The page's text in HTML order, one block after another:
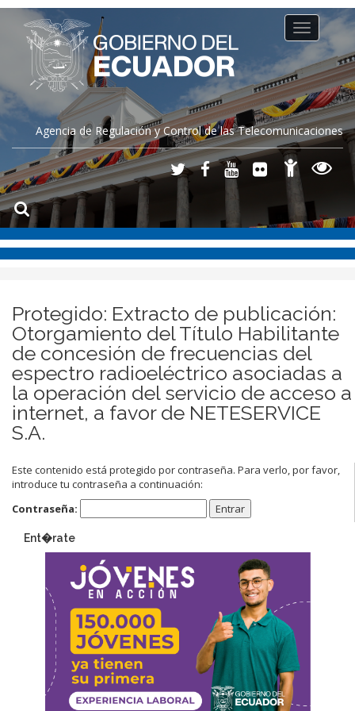
Agencia de Regulación y Control de las Telecomunicaciones
Toggle
navigation
Protegido: Extracto de publicación:
Otorgamiento del Título Habilitante
de concesión de frecuencias del
espectro radioeléctrico asociadas a
la operación del servicio de acceso a
internet, a favor de NETESERVICE
S.A.
Este contenido está protegido por contraseña. Para verlo, por favor,
introduce tu contraseña a continuación:
Contraseña:
Ent�rate